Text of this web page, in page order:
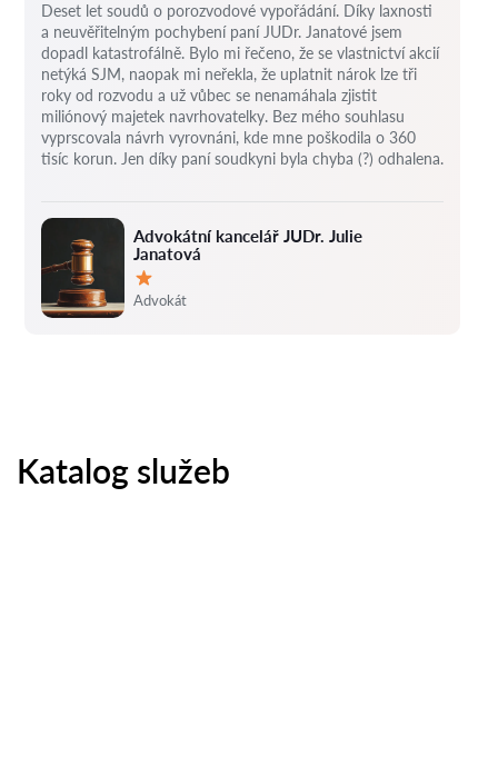
Advokátní kancelář JUDr. Julie
Janatová
Hodnocení:
Advokát
Deset let soudů o porozvodové vypořádání. Díky laxnosti
a neuvěřitelným pochybení paní JUDr. Janatové jsem
dopadl katastrofálně. Bylo mi řečeno, že se vlastnictví akcií
netýká SJM, naopak mi neřekla, že uplatnit nárok lze tři
roky od rozvodu a už vůbec se nenamáhala zjistit
miliónový majetek navrhovatelky. Bez mého souhlasu
vyprscovala návrh vyrovnáni, kde mne poškodila o 360
tisíc korun. Jen díky paní soudkyni byla chyba (?) odhalena.
Katalog služeb